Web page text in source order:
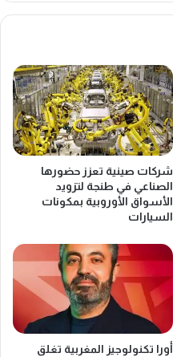
شركات صينية تعزز حضورها
الصناعي في طنجة لتزويد
الأسواق الأوروبية بمكونات
السيارات
أورا تكنولوجيز المغربية تغلق